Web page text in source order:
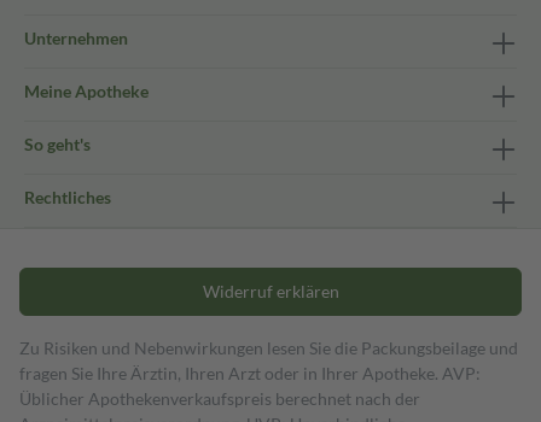
Unternehmen
Meine Apotheke
So geht's
Rechtliches
Widerruf erklären
Zu Risiken und Nebenwirkungen lesen Sie die Packungsbeilage und
fragen Sie Ihre Ärztin, Ihren Arzt oder in Ihrer Apotheke. AVP:
Üblicher Apothekenverkaufspreis berechnet nach der